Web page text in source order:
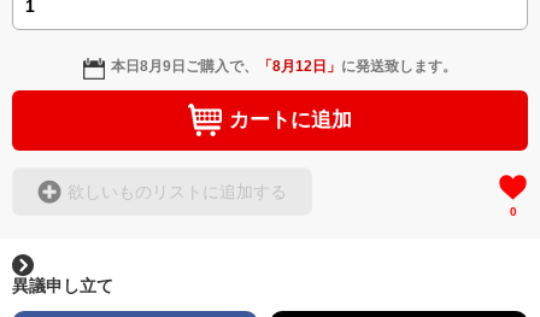
本日8月9日 ご購入で、 「8月12日 」 に発送致します。
カートに追加
欲しいものリストに追加する
0
異議申し立て